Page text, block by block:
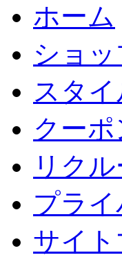
ホーム
ショ
スタ
クーポ
リクル
プラ
サイ